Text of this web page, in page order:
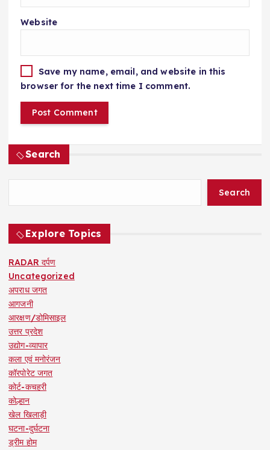
Website
Save my name, email, and website in this
browser for the next time I comment.
Search
Search
Explore Topics
RADAR दर्पण
Uncategorized
अपराध जगत
आगजनी
आरक्षण/डोमिसाइल
उत्तर प्रदेश
उद्योग-व्यापार
कला एवं मनोरंजन
कॉरपोरेट जगत
कोर्ट-कचहरी
कोल्हान
खेल खिलाड़ी
घटना-दुर्घटना
ड्रीम होम